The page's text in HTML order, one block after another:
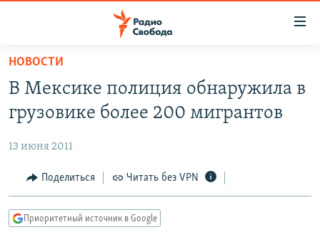
упрощенного
доступа
основному
Вернутся
главной
навигации
АВТОРСКИЕ ПРОЕКТЫ
ЦИТАТЫ СВОБОДЫ
МНЕНИЯ
IDEL.РЕАЛИИ
НОВОСТИ
В Мексике полиция обнаружила в
грузовике более 200 мигрантов
13 июня 2011
Поделиться Читать без VPN
Приоритетный источник в Google